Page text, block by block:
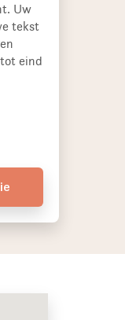
Uw
tekst
eind